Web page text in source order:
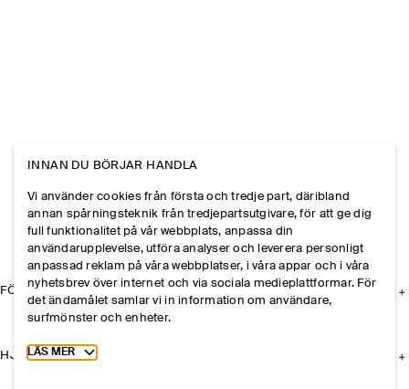
FÖRETAGET
HJÄLP
INNAN DU BÖRJAR HANDLA
Vi använder cookies från första och tredje part, däribland
annan spårningsteknik från tredjepartsutgivare, för att ge dig
full funktionalitet på vår webbplats, anpassa din
användarupplevelse, utföra analyser och leverera personligt
anpassad reklam på våra webbplatser, i våra appar och i våra
nyhetsbrev över internet och via sociala medieplattformar. För
det ändamålet samlar vi in information om användare,
surfmönster och enheter.
Toggle more cookie information
LÄS MER